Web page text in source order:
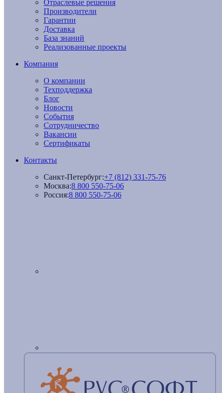
Отраслевые решения
Производители
Гарантии
Доставка
База знаний
Реализованные проекты
Компания
О компании
Техподдержка
Блог
Новости
События
Сотрудничество
Вакансии
Сертификаты
Контакты
Санкт-Петербург:+7 (812) 331-75-76
Москва:8 800 550-75-06
Россия:8 800 550-75-06